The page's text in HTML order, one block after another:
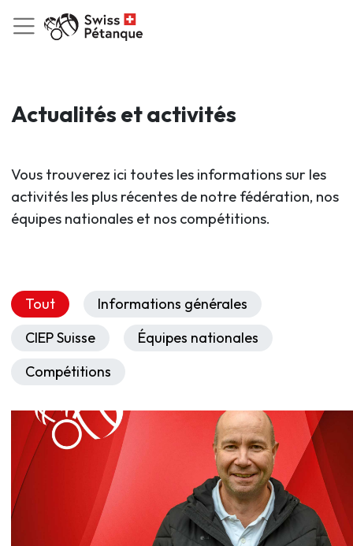
Actualités et activités
Vous trouverez ici toutes les informations sur les
activités les plus récentes de notre fédération, nos
équipes nationales et nos compétitions.
Tout
Informations générales
CIEP Suisse
Équipes nationales
Compétitions